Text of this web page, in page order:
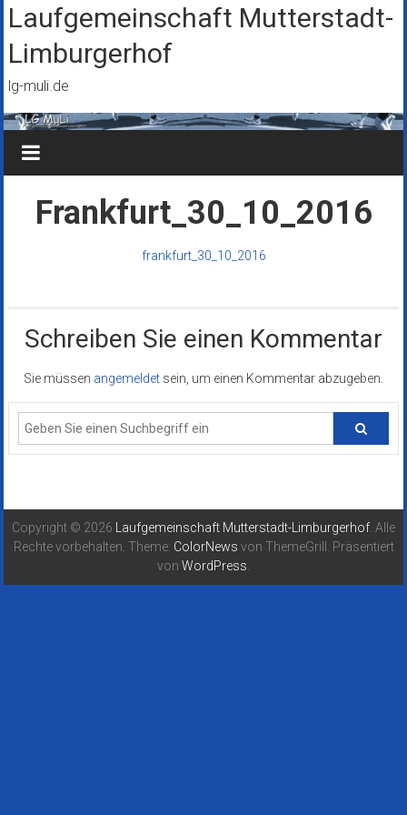
Zum
Inhalt
springen
Laufgemeinschaft Mutterstadt-
Limburgerhof
lg-muli.de
Frankfurt_30_10_2016
frankfurt_30_10_2016
Schreiben Sie einen Kommentar
Sie müssen angemeldet sein, um einen Kommentar abzugeben.
Copyright © 2026 Laufgemeinschaft Mutterstadt-Limburgerhof . Alle
Rechte vorbehalten. Theme: ColorNews von ThemeGrill. Präsentiert
von WordPress